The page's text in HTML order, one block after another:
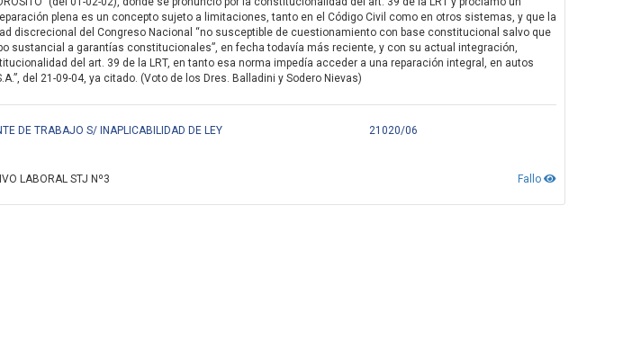
plena es un concepto sujeto a limitaciones, tanto en el Código Civil como en otros sistemas, y que la
discrecional del Congreso Nacional “no susceptible de cuestionamiento con base constitucional salvo que
sustancial a garantías constitucionales”, en fecha todavía más reciente, y con su actual integración,
del art. 39 de la LRT, en tanto esa norma impedía acceder a una reparación integral, en autos
S.A.”, del 21-09-04, ya citado. (Voto de los Dres. Balladini y Sodero Nievas)
DE TRABAJO S/ INAPLICABILIDAD DE LEY
21020/06
Fallo
LABORAL STJ Nº3